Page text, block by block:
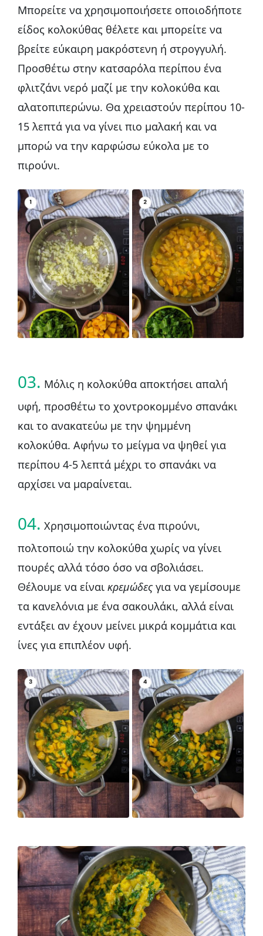
Μπορείτε να χρησιμοποιήσετε οποιοδήποτε
είδος κολοκύθας θέλετε και μπορείτε να
βρείτε εύκαιρη μακρόστενη ή στρογγυλή.
Προσθέτω στην κατσαρόλα περίπου ένα
φλιτζάνι νερό μαζί με την κολοκύθα και
αλατοπιπερώνω. Θα χρειαστούν περίπου 10-
15 λεπτά για να γίνει πιο μαλακή και να
μπορώ να την καρφώσω εύκολα με το
πιρούνι.
03. Μόλις η κολοκύθα αποκτήσει απαλή
υφή, προσθέτω το χοντροκομμένο σπανάκι
και το ανακατεύω με την ψημμένη
κολοκύθα. Αφήνω το μείγμα να ψηθεί για
περίπου 4-5 λεπτά μέχρι το σπανάκι να
αρχίσει να μαραίνεται.
04. Χρησιμοποιώντας ένα πιρούνι,
πολτοποιώ την κολοκύθα χωρίς να γίνει
πουρές αλλά τόσο όσο να σβολιάσει.
Θέλουμε να είναι κρεμώδεςγια να γεμίσουμε
τα κανελόνια με ένα σακουλάκι, αλλά είναι
εντάξει αν έχουν μείνει μικρά κομμάτια και
ίνες για επιπλέον υφή.